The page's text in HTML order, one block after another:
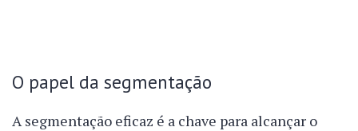
O papel da segmentação
A segmentação eficaz é a chave para alcançar o